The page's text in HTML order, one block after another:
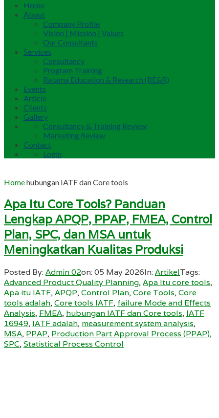
Home
About
Company Profile
Vision | Mission | Values
Our Consultants
Services
Consultancy
Program Training
Ratama Education & Research (RE&R)
Events
Article
Clients
Gallery
Consultancy & Training Review
Marketing Review
Contact
Login
Homehubungan IATF dan Core tools
Apa Itu Core Tools? Panduan
Lengkap APQP, PPAP, FMEA, Control
Plan, SPC, dan MSA untuk
Meningkatkan Kualitas Produksi
Posted By:Admin 02on:05 May 2026In:ArtikelTags:
Advanced Product Quality Planning,Apa Itu core tools,
Apa itu IATF,APQP,Control Plan,Core Tools,Core
tools adalah,Core tools IATF, failure Mode and Effects
Analysis, FMEA, hubungan IATF dan Core tools, IATF
16949, IATF adalah, measurement system analysis,
MSA, PPAP, Production Part Approval Process (PPAP),
SPC,Statistical Process Control